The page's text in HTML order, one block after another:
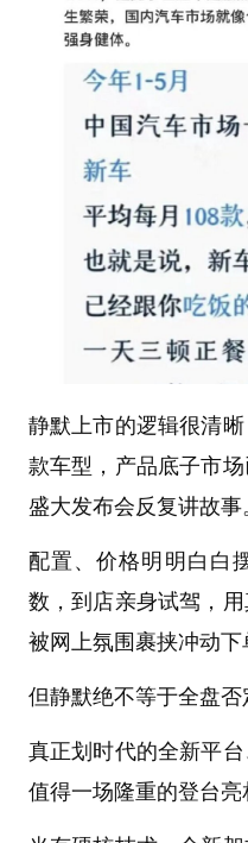
静默上市的逻辑很清
款车型，产品底子市
盛大发布会反复讲故事
配置、价格明明白白
数，到店亲身试驾，
被网上氛围裹挟冲动下
但静默绝不等于全盘否
真正划时代的全新平
值得一场隆重的登台亮